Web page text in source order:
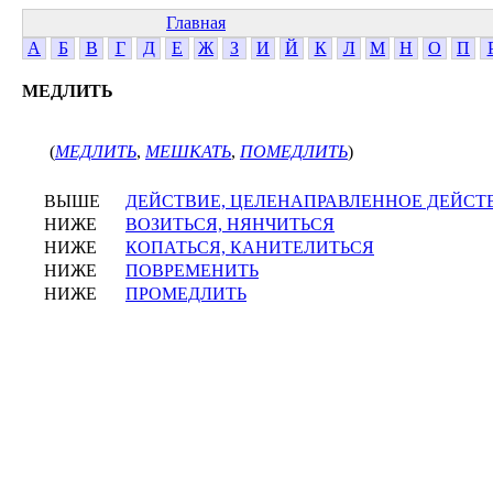
Главная
А
Б В Г Д Е Ж З И Й К Л М Н О П
МЕДЛИТЬ
(МЕДЛИТЬ, МЕШКАТЬ, ПОМЕДЛИТЬ)
ВЫШЕ
ДЕЙСТВИЕ, ЦЕЛЕНАПРАВЛЕННОЕ
НИЖЕ
ВОЗИТЬСЯ, НЯНЧИТЬСЯ
НИЖЕ
КОПАТЬСЯ, КАНИТЕЛИТЬСЯ
НИЖЕ
ПОВРЕМЕНИТЬ
НИЖЕ
ПРОМЕДЛИТЬ